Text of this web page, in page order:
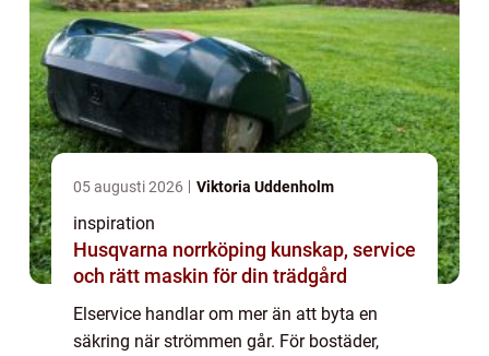
05 augusti 2026 Viktoria Uddenholm
inspiration
Husqvarna norrköping kunskap, service
och rätt maskin för din trädgård
Elservice handlar om mer än att byta en
säkring när strömmen går. För bostäder,